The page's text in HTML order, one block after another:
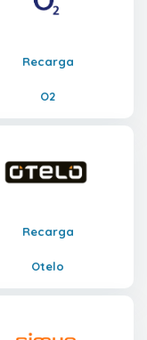
Recarga
O2
Recarga
Otelo